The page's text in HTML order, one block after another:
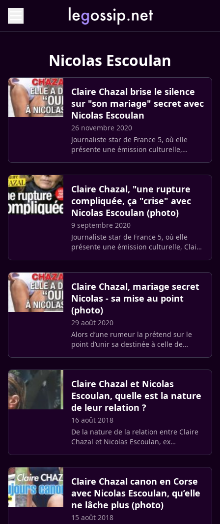
Nicolas Escoulan
Claire Chazal brise le silence
sur "son mariage" secret avec
Nicolas Escoulan
26 novembre 2020
Journaliste star de France 5, où elle
présente une émission culturelle,
Claire Chazal, "une rupture
compliquée, ça "crise" avec
Nicolas Escoulan (photo)
9 septembre 2020
Journaliste star de France 5, où elle
présente une émission culturelle, Claire
Claire Chazal, mariage secret
Nicolas - sa mise au point
(photo)
29 août 2020
Alors d’une rumeur la prétend sur le
point d’unir sa destinée à celle de
Claire Chazal et Nicolas
Escoulan, quelle est la nature
de leur relation ?
16 août 2018
De la nature de la relation entre Claire
Chazal et Nicolas Escoulan, ex
Claire Chazal canon en Corse
avec Nicolas Escoulan, qu’elle
ne lâche plus (photo)
15 août 2018